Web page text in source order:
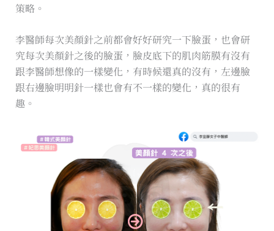
策略。
李醫師每次美顏針之前都會好好研究一下臉蛋，也會研
究每次美顏針之後的臉蛋，臉皮底下的肌肉筋膜有沒有
跟李醫師想像的一樣變化，有時候還真的沒有，左邊臉
跟右邊臉明明針一樣也會有不一樣的變化，真的很有
趣。